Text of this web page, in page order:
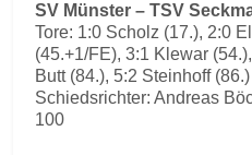
SV Münster – TSV
Tore: 1:0 Scholz (17.), 2:0
(45.+1/FE), 3:1 Klewar
Butt (84.), 5:2 Steinhoff (86.)
Schiedsrichter: Andreas
100